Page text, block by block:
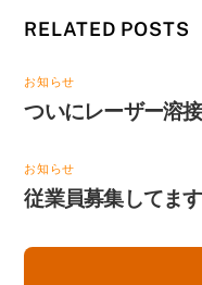
RELATED POSTS
お知らせ
ついにレーザー溶
お知らせ
従業員募集してます